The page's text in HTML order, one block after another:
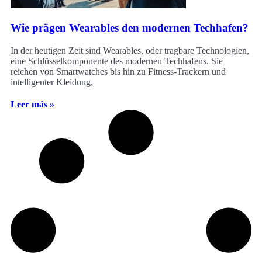
Wie prägen Wearables den modernen Techhafen?
In der heutigen Zeit sind Wearables, oder tragbare Technologien,
eine Schlüsselkomponente des modernen Techhafens. Sie
reichen von Smartwatches bis hin zu Fitness-Trackern und
intelligenter Kleidung,
Leer más »